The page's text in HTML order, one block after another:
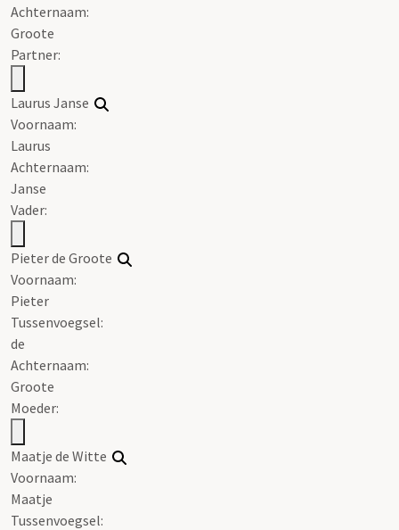
Achternaam:
Groote
Partner:
Laurus Janse
Voornaam:
Laurus
Achternaam:
Janse
Vader:
Pieter de Groote
Voornaam:
Pieter
Tussenvoegsel:
de
Achternaam:
Groote
Moeder:
Maatje de Witte
Voornaam:
Maatje
Tussenvoegsel: